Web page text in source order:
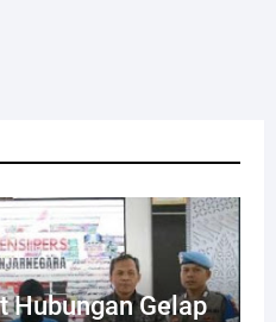
Hubungan Gelap